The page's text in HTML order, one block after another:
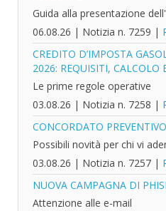
Guida alla presentazione
06.08.26 | Notizia n. 7259 |
CREDITO D’IMPOSTA
2026: REQUISITI, CALCOLO
Le prime regole operative
03.08.26 | Notizia n. 7258 |
CONCORDATO
Possibili novità per chi vi
03.08.26 | Notizia n. 7257 |
NUOVA CAMPAGNA DI
Attenzione alle e-mail